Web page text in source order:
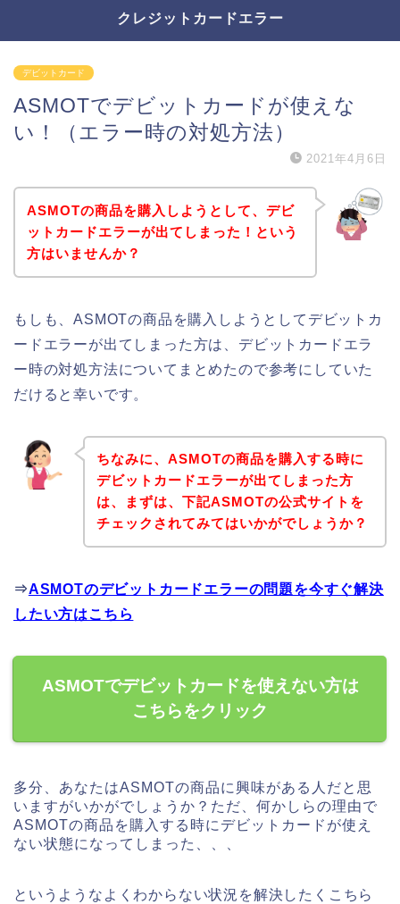
クレジットカードエラー
デビットカード
ASMOTでデビットカードが使えな
い！（エラー時の対処方法）
2021年4月6日
ASMOTの商品を購入しようとして、デビ
ットカードエラーが出てしまった！という
方はいませんか？
もしも、ASMOTの商品を購入しようとしてデビットカ
ードエラーが出てしまった方は、デビットカードエラ
ー時の対処方法についてまとめたので参考にしていた
だけると幸いです。
ちなみに、ASMOTの商品を購入する時に
デビットカードエラーが出てしまった方
は、まずは、下記ASMOTの公式サイトを
チェックされてみてはいかがでしょうか？
⇒ASMOTのデビットカードエラーの問題を今すぐ解決
したい方はこちら
ASMOTでデビットカードを使えない方は
こちらをクリック
多分、あなたはASMOTの商品に興味がある人だと思
いますがいかがでしょうか？ただ、何かしらの理由で
ASMOTの商品を購入する時にデビットカードが使え
ない状態になってしまった、、、
というようなよくわからない状況を解決したくこちら